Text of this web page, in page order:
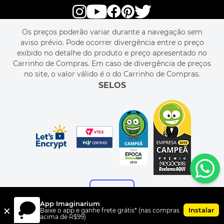
POLÍTICA DE PRIVACIDADE
PERGUNTAS FREQUENTES
MEU CADASTRO
MEU PEDIDO
CUPONS DE DESCONTO
RASTREIE O SEU PEDIDO
MAPA DO SITE
SEJA REVENDEDOR
LIVELO
alô alô IMG
Os preços poderão variar durante a navegação sem
aviso prévio. Pode ocorrer divergência entre o preço
exibido no detalhe do produto e preço apresentado no
Carrinho de Compras. Em caso de divergência de preços
no site, o valor válido é o do Carrinho de Compras.
SELOS
× App Imaginarium
Baixe o app e ganhe frete grátis* (nas compras
acima de R$99)
Instalar